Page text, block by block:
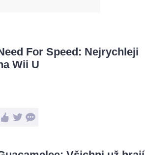
For Speed: Nejrychleji
Wii U